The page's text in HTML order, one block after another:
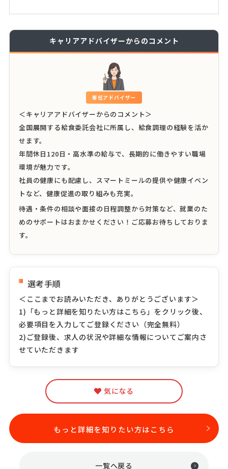
キャリアアドバイザーからのコメント
専任アドバイザー
＜キャリアアドバイザーからのコメント＞
全国展開する給食委託会社に所属し、給食調理の経験を活か
せます。
年間休日120日・高水準の給与で、長期的に働きやすい職場
環境が魅力です。
社員の健康にも配慮し、スマートミールの提供や健康イベン
トなど、健康促進の取り組みも充実。
待遇・条件の相談や面接の日程調整から対策など、就業のた
めのサポートはおまかせください！ご応募お待ちしておりま
す。
選考手順
＜ここまでお読みいただき、ありがとうございます＞
1)「もっと詳細を知りたい方はこちら」をクリック後、
必要項目を入力してご登録ください（完全無料）
2)ご登録後、求人の状況や詳細な情報についてご案内さ
せていただきます
気になる
もっと詳細を知りたい方はこちら
一覧へ戻る